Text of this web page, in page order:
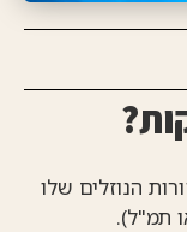
הנוזלים שלו
תמ"ל).